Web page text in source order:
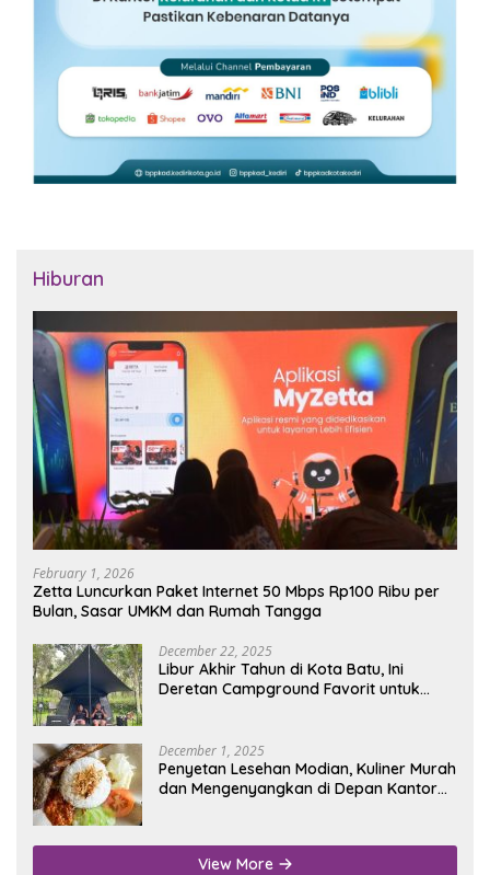
Hiburan
February 1, 2026
Zetta Luncurkan Paket Internet 50 Mbps Rp100 Ribu per
Bulan, Sasar UMKM dan Rumah Tangga
December 22, 2025
Libur Akhir Tahun di Kota Batu, Ini
Deretan Campground Favorit untuk
December 1, 2025
Penyetan Lesehan Modian, Kuliner Murah
dan Mengenyangkan di Depan Kantor
View More